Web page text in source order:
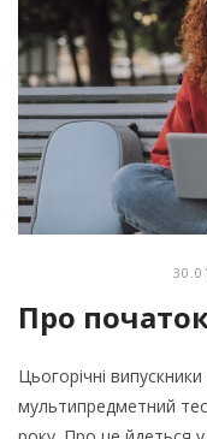
Про
Цьогорічні
мультипредметний